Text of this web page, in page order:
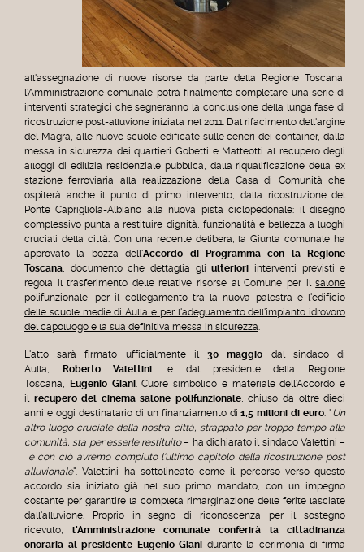
all'assegnazione di nuove risorse da parte della Regione Toscana,
l'Amministrazione comunale potrà finalmente completare una serie di
interventi strategici che segneranno la conclusione della lunga fase di
ricostruzione post-alluvione iniziata nel 2011. Dal rifacimento dell'argine
del Magra, alle nuove scuole edificate sulle ceneri dei container, dalla
messa in sicurezza dei quartieri Gobetti e Matteotti al recupero degli
alloggi di edilizia residenziale pubblica, dalla riqualificazione della ex
stazione ferroviaria alla realizzazione della Casa di Comunità che
ospiterà anche il punto di primo intervento, dalla ricostruzione del
Ponte Caprigliola-Albiano alla nuova pista ciclopedonale: il disegno
complessivo punta a restituire dignità, funzionalità e bellezza a luoghi
cruciali della città. Con una recente delibera, la Giunta comunale ha
approvato la bozza dell'Accordo di Programma con la Regione
Toscana, documento che dettaglia gliulteriori interventi previsti e
regola il trasferimento delle relative risorse al Comune per ilsalone
polifunzionale, per il collegamento tra la nuova palestra e l'edificio
delle scuole medie di Aulla e per l'adeguamento dell'impianto idrovoro
del capoluogo e la sua definitiva messa in sicurezza.
L'atto sarà firmato ufficialmente il30 maggio dal sindaco di
Aulla,
Roberto Valettini, e dal presidente della Regione
Toscana,
Eugenio Giani.Cuore simbolico e materiale dell'Accordo è
il recupero del cinema salone polifunzionale, chiuso da oltre dieci
anni e oggi destinatario di un finanziamento di1,5 milioni di euro. "Un
altro luogo cruciale della nostra città, strappato per troppo tempo alla
comunità, sta per esserle restituito– ha dichiarato il sindaco Valettini –
e con ciò avremo compiuto l'ultimo capitolo della ricostruzione post
alluvionale".Valettini ha sottolineato come il percorso verso questo
accordo sia iniziato già nel suo primo mandato, con un impegno
costante per garantire la completa rimarginazione delle ferite lasciate
dall'alluvione.
Proprio in segno di riconoscenza per il sostegno
ricevuto, l'Amministrazione comunale conferirà la cittadinanza
onoraria al presidente Eugenio Giani durante la cerimonia di firma